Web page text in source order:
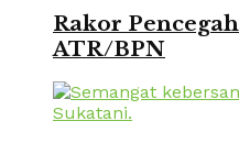
Rakor
ATR/BPN